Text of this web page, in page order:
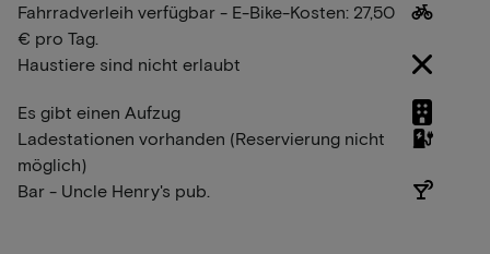
Fahrradverleih verfügbar - E-Bike-Kosten: 27,50
€ pro Tag.
Haustiere sind nicht erlaubt
Es gibt einen Aufzug
Ladestationen vorhanden (Reservierung nicht
möglich)
Bar - Uncle Henry's pub.